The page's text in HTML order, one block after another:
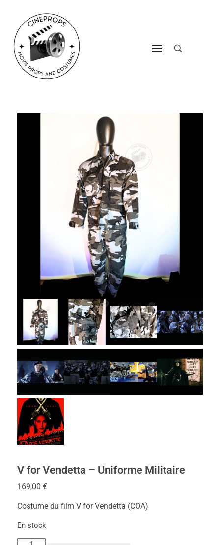
V for Vendetta – Uniforme Militaire
169,00 €
Costume du film V for Vendetta (COA)
En stock